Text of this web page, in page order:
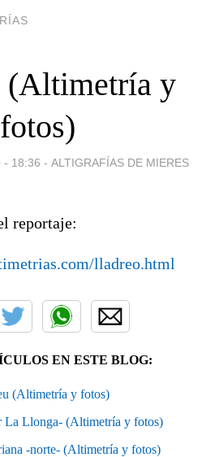
(Altimetría y
fotos)
- 18:36 - ALTIGRAFÍAS DE MIERES
reportaje:
lladreo.html
EN ESTE BLOG:
(Altimetría y fotos)
La Llonga- (Altimetría y fotos)
-norte- (Altimetría y fotos)